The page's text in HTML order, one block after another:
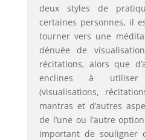
deux styles de
certaines personnes, il
tourner vers une
dénuée de
récitations, alors que
enclines à utiliser
(visualisations,
mantras et d’autres
de l’une ou l’autre
important de souligner